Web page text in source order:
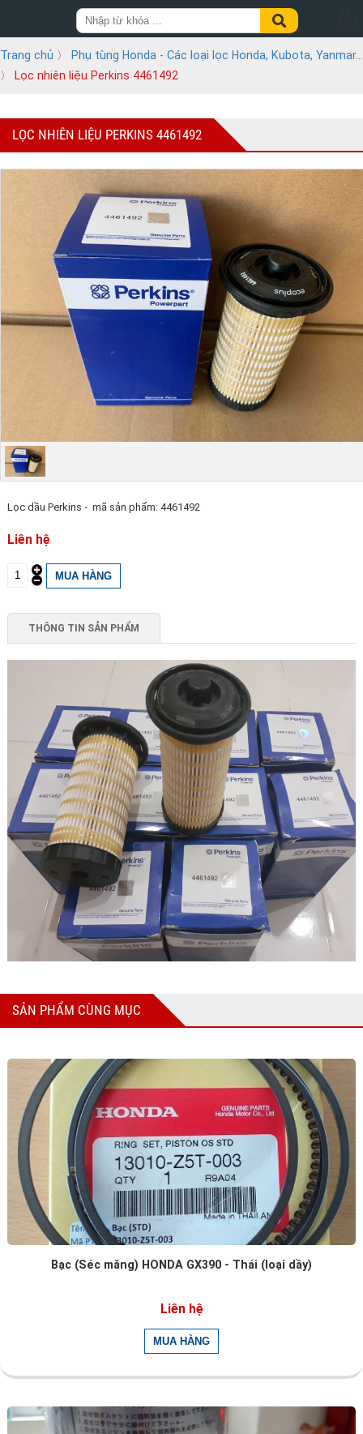
Trang chủ 〉
Phụ tùng Honda - Các loại lọc Honda, Kubota, Yanmar...
〉 Lọc nhiên liệu Perkins 4461492
LỌC NHIÊN LIỆU PERKINS 4461492
Lọc dầu Perkins - mã sản phẩm: 4461492
Liên hệ
THÔNG TIN SẢN PHẨM
SẢN PHẨM CÙNG MỤC
Bạc (Séc măng) HONDA GX390 - Thái (loại dầy)
Liên hệ